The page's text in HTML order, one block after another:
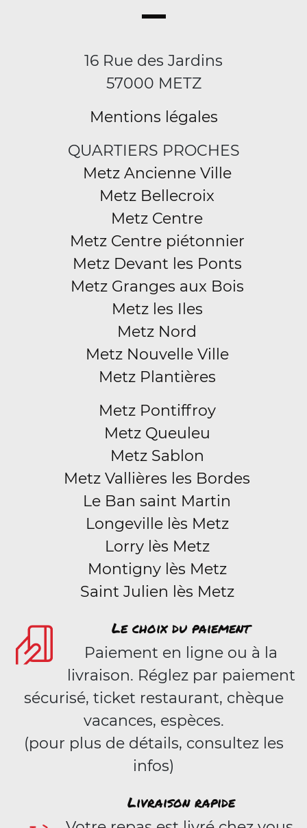
16 Rue des Jardins
57000 METZ
Mentions légales
QUARTIERS PROCHES
Metz Ancienne Ville
Metz Bellecroix
Metz Centre
Metz Centre piétonnier
Metz Devant les Ponts
Metz Granges aux Bois
Metz les Iles
Metz Nord
Metz Nouvelle Ville
Metz Plantières
Metz Pontiffroy
Metz Queuleu
Metz Sablon
Metz Vallières les Bordes
Le Ban saint Martin
Longeville lès Metz
Lorry lès Metz
Montigny lès Metz
Saint Julien lès Metz
Le choix du paiement
Paiement en ligne ou à la
livraison. Réglez par paiement
sécurisé, ticket restaurant, chèque
vacances, espèces.
(pour plus de détails, consultez les
infos)
Livraison rapide